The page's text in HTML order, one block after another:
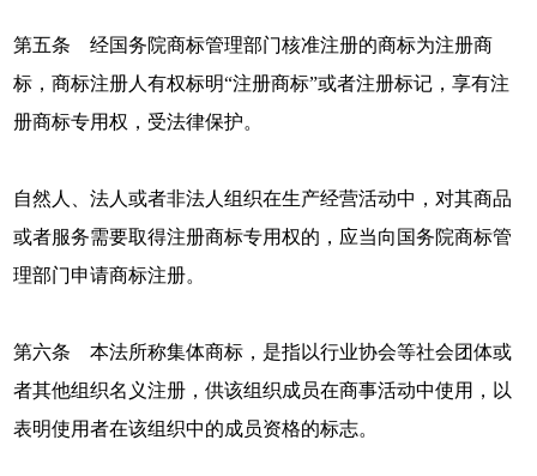
第五条 经国务院商标管理部门核准注册的商标为注册商
标，商标注册人有权标明“注册商标”或者注册标记，享有注
册商标专用权，受法律保护。
自然人、法人或者非法人组织在生产经营活动中，对其商品
或者服务需要取得注册商标专用权的，应当向国务院商标管
理部门申请商标注册。
第六条 本法所称集体商标，是指以行业协会等社会团体或
者其他组织名义注册，供该组织成员在商事活动中使用，以
表明使用者在该组织中的成员资格的标志。